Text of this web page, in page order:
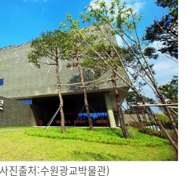
진출처:수원광교박물관)